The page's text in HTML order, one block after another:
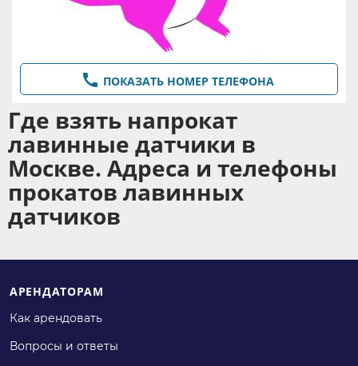
 ПОКАЗАТЬ НОМЕР ТЕЛЕФОНА
Где взять напрокат
лавинные датчики в
Москве. Адреса и телефоны
прокатов лавинных
датчиков
АРЕНДАТОРАМ
Как арендовать
Вопросы и ответы